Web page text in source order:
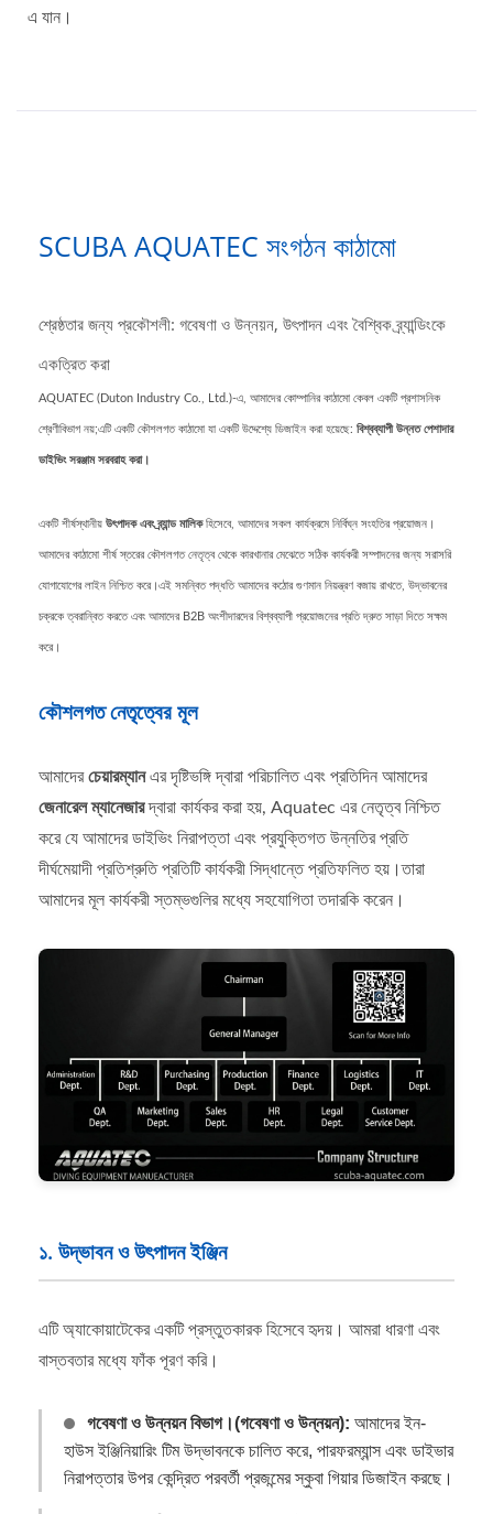
এ যান।
SCUBA AQUATEC সংগঠন কাঠামো
শ্রেষ্ঠতার জন্য প্রকৌশলী: গবেষণা ও উন্নয়ন, উৎপাদন এবং বৈশ্বিক ব্র্যান্ডিংকে
একত্রিত করা
AQUATEC (Duton Industry Co., Ltd.)-এ, আমাদের কোম্পানির কাঠামো কেবল একটি প্রশাসনিক
শ্রেণীবিভাগ নয়;এটি একটি কৌশলগত কাঠামো যা একটি উদ্দেশ্যে ডিজাইন করা হয়েছে: বিশ্বব্যাপী উন্নত পেশাদার
ডাইভিং সরঞ্জাম সরবরাহ করা।
একটি শীর্ষস্থানীয় উৎপাদক এবং ব্র্যান্ড মালিকহিসেবে, আমাদের সকল কার্যক্রমে নির্বিঘ্ন সংহতির প্রয়োজন।
আমাদের কাঠামো শীর্ষ স্তরের কৌশলগত নেতৃত্ব থেকে কারখানার মেঝেতে সঠিক কার্যকরী সম্পাদনের জন্য সরাসরি
যোগাযোগের লাইন নিশ্চিত করে।এই সমন্বিত পদ্ধতি আমাদের কঠোর গুণমান নিয়ন্ত্রণ বজায় রাখতে, উদ্ভাবনের
চক্রকে ত্বরান্বিত করতে এবং আমাদের B2B অংশীদারদের বিশ্বব্যাপী প্রয়োজনের প্রতি দ্রুত সাড়া দিতে সক্ষম
করে।
কৌশলগত নেতৃত্বের মূল
আমাদেরচেয়ারম্যানএর দৃষ্টিভঙ্গি দ্বারা পরিচালিত এবং প্রতিদিন আমাদের
জেনারেল ম্যানেজারদ্বারা কার্যকর করা হয়, Aquatec এর নেতৃত্ব নিশ্চিত
করে যে আমাদের ডাইভিং নিরাপত্তা এবং প্রযুক্তিগত উন্নতির প্রতি
দীর্ঘমেয়াদী প্রতিশ্রুতি প্রতিটি কার্যকরী সিদ্ধান্তে প্রতিফলিত হয়।তারা
আমাদের মূল কার্যকরী স্তম্ভগুলির মধ্যে সহযোগিতা তদারকি করেন।
১. উদ্ভাবন ও উৎপাদন ইঞ্জিন
এটি অ্যাকোয়াটেকের একটি প্রস্তুতকারক হিসেবে হৃদয়। আমরা ধারণা এবং
বাস্তবতার মধ্যে ফাঁক পূরণ করি।
গবেষণা ও উন্নয়ন বিভাগ।(গবেষণা ও উন্নয়ন): আমাদের ইন-
হাউস ইঞ্জিনিয়ারিং টিম উদ্ভাবনকে চালিত করে, পারফরম্যান্স এবং ডাইভার
নিরাপত্তার উপর কেন্দ্রিত পরবর্তী প্রজন্মের স্কুবা গিয়ার ডিজাইন করছে।